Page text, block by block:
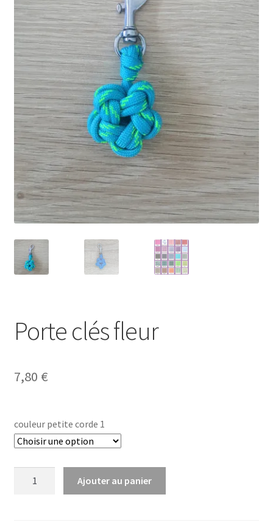
Ma Présentation
Politique de confidentialité
Retour
Mon compte
Panier
Commande
MERCI POUR VOTRE COMMANDE
Porte clés fleur
7,80 €
couleur petite corde 1
Ajouter au panier